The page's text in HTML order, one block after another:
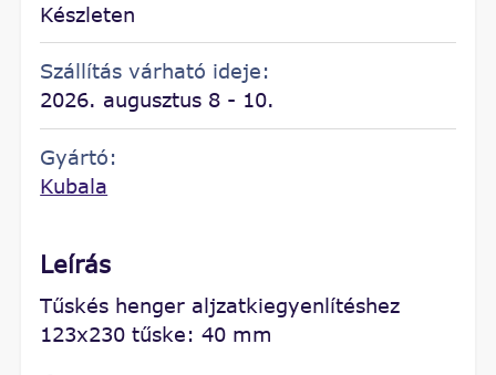
Készleten
Szállítás várható ideje:
2026. augusztus 8 - 10.
Gyártó:
Kubala
Leírás
Tűskés henger aljzatkiegyenlítéshez
123x230 tűske: 40 mm